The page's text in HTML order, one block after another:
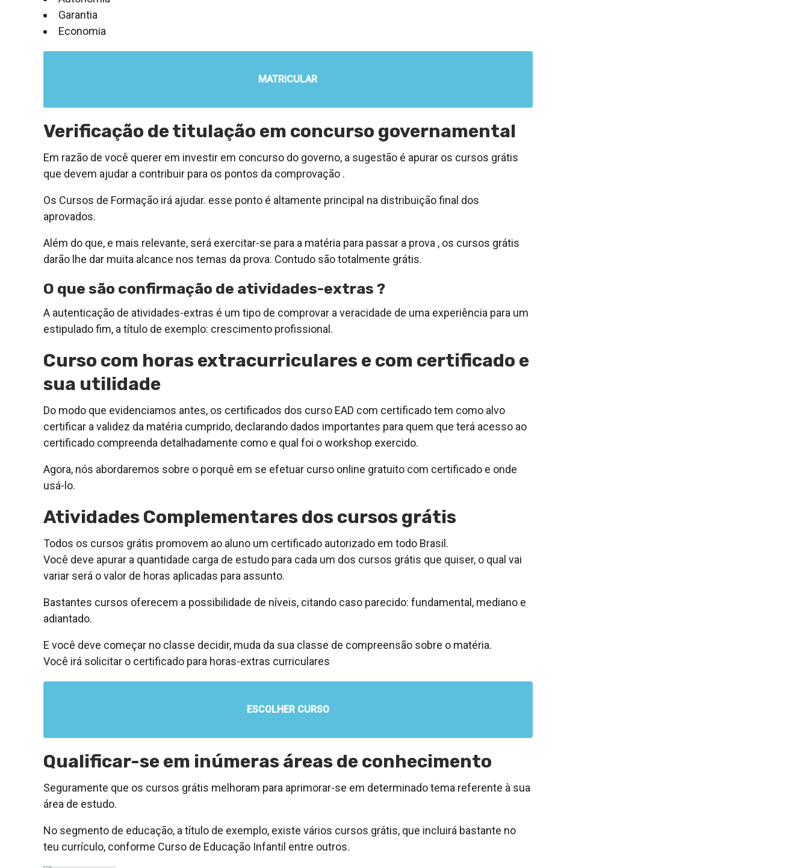
Garantia
Economia
MATRICULAR
Verificação de titulação em concurso governamental
Em razão de você querer em investir em concurso do governo, a sugestão é apurar os cursos grátis
que devem ajudar a contribuir para os pontos da comprovação .
Os Cursos de Formação irá ajudar. esse ponto é altamente principal na distribuição final dos
aprovados.
Além do que, e mais relevante, será exercitar-se para a matéria para passar a prova , os cursos grátis
darão lhe dar muita alcance nos temas da prova. Contudo são totalmente grátis.
O que são confirmação de atividades-extras ?
A autenticação de atividades-extras é um tipo de comprovar a veracidade de uma experiência para um
estipulado fim, a título de exemplo: crescimento profissional.
Curso com horas extracurriculares e com certificado e
sua utilidade
Do modo que evidenciamos antes, os certificados dos curso EAD com certificado tem como alvo
certificar a validez da matéria cumprido, declarando dados importantes para quem que terá acesso ao
certificado compreenda detalhadamente como e qual foi o workshop exercido.
Agora, nós abordaremos sobre o porquê em se efetuar curso online gratuito com certificado e onde
usá-lo.
Atividades Complementares dos cursos grátis
Todos os cursos grátis promovem ao aluno um certificado autorizado em todo Brasil.
Você deve apurar a quantidade carga de estudo para cada um dos cursos grátis que quiser, o qual vai
variar será o valor de horas aplicadas para assunto.
Bastantes cursos oferecem a possibilidade de níveis, citando caso parecido: fundamental, mediano e
adiantado.
E você deve começar no classe decidir, muda da sua classe de compreensão sobre o matéria.
Você irá solicitar o certificado para horas-extras curriculares
ESCOLHER CURSO
Qualificar-se em inúmeras áreas de conhecimento
Seguramente que os cursos grátis melhoram para aprimorar-se em determinado tema referente à sua
área de estudo.
No segmento de educação, a título de exemplo, existe vários cursos grátis, que incluirá bastante no
teu currículo, conforme Curso de Educação Infantil entre outros.